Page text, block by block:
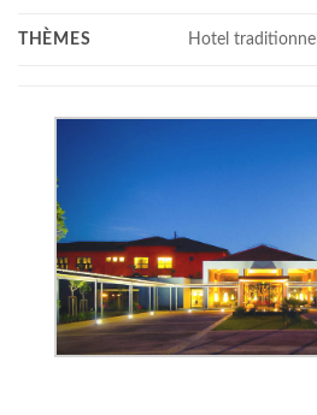
THÈMES Hotel traditionnel